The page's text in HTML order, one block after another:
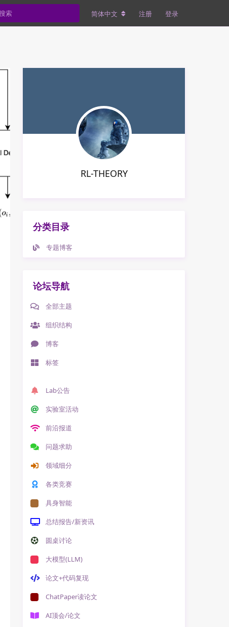
简体中文 注册 登录
RL-THEORY
分类目录
专题博客
论坛导航
全部主题
组织结构
博客
标签
Lab公告
实验室活动
前沿报道
问题求助
领域细分
各类竞赛
具身智能
总结报告/新资讯
圆桌讨论
大模型(LLM)
论文+代码复现
ChatPaper读论文
AI顶会/论文